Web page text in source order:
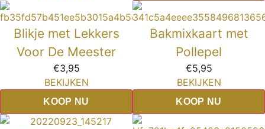
Blikje met Lekkers
Voor De Meester
€3,95
BEKIJKEN
KOOP NU
Bakmixkaart met
Pollepel
€5,95
BEKIJKEN
KOOP NU